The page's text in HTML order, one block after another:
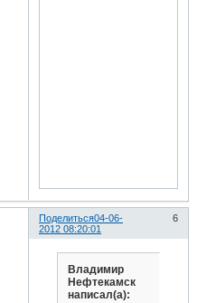
Поделиться 6
04-06-
2012 08:20:01
Владимир
Нефтекамск
написал(а):